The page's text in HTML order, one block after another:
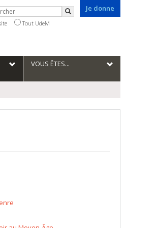
Je donne
Rechercher
Tout UdeM
VOUS ÊTES...